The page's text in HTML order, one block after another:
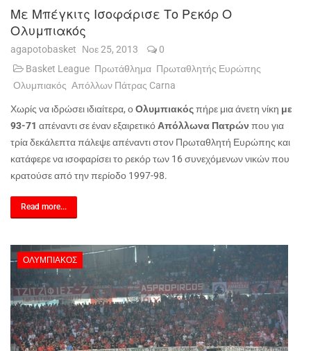
Με Μπέγκιτς Ισοφάρισε Το Ρεκόρ Ο
Ολυμπιακός
agapotobasket Νοε 25, 2013
0
Basket League Πρωτάθλημα Πρωταθλητής Ευρώπης
Ολυμπιακός Απόλλων Πάτρας Carna
Χωρίς να ιδρώσει ιδιαίτερα, οΟλυμπιακόςπήρε μια άνετη νίκη με
93-71 απέναντι σε έναν εξαιρετικό Απόλλωνα Πατρών που για
τρία δεκάλεπτα πάλεψε απέναντι στον Πρωταθλητή Ευρώπης και
κατάφερε να ισοφαρίσει το ρεκόρ των 16 συνεχόμενων νικών που
κρατούσε από την περίοδο 1997-98.
Read more...
ΟΛΥΜΠΙΑΚΌΣ